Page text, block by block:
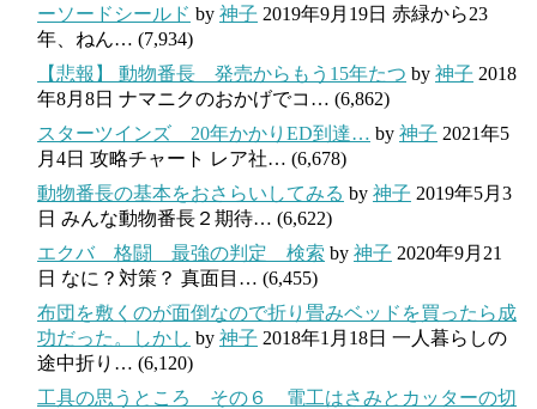
ーソードシールド by 神子 2019年9月19日 赤緑から23
年、ねん… (7,934)
【悲報】 動物番長 発売からもう15年たつ by 神子 2018
年8月8日 ナマニクのおかげでコ… (6,862)
スターツインズ 20年かかりED到達… by 神子 2021年5
月4日 攻略チャート レア社… (6,678)
動物番長の基本をおさらいしてみる by 神子 2019年5月3
日 みんな動物番長２期待… (6,622)
エクバ 格闘 最強の判定 検索 by 神子 2020年9月21
日 なに？対策？ 真面目… (6,455)
布団を敷くのが面倒なので折り畳みベッドを買ったら成
功だった。しかし by 神子 2018年1月18日 一人暮らしの
途中折り… (6,120)
工具の思うところ その６ 電工はさみとカッターの切